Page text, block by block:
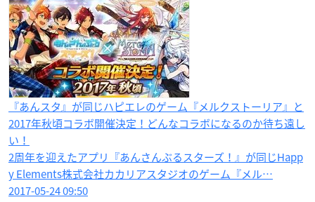
『あんスタ』が同じハピエレのゲーム『メルクストーリア』と
2017年秋頃コラボ開催決定！どんなコラボになるのか待ち遠し
い！
2周年を迎えたアプリ『あんさんぶるスターズ！』が同じHapp
y Elements株式会社カカリアスタジオのゲーム『メル…
2017-05-24 09:50